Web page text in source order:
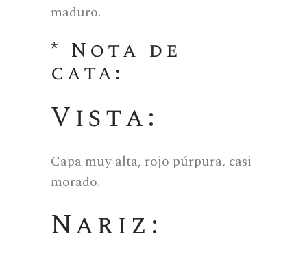
maduro.
* Nota de
cata:
Vista:
Capa muy alta, rojo púrpura, casi
morado.
Nariz: